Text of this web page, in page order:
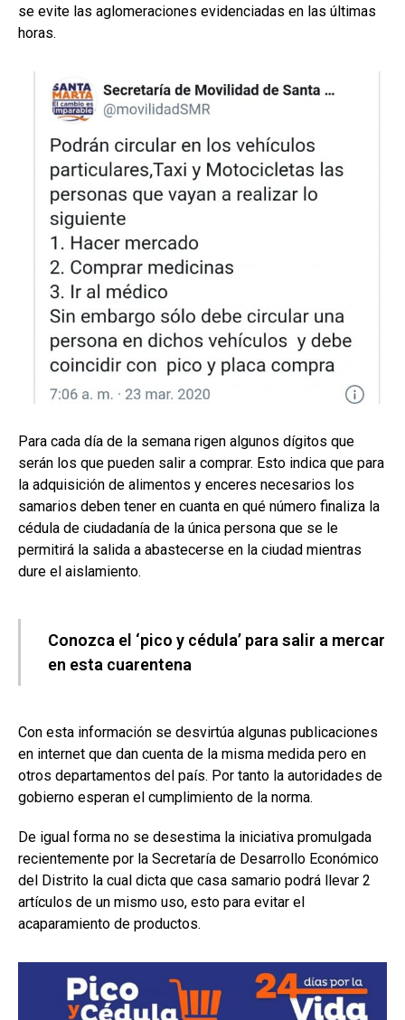
se evite las aglomeraciones evidenciadas en las últimas
horas.
Para cada día de la semana rigen algunos dígitos que
serán los que pueden salir a comprar. Esto indica que para
la adquisición de alimentos y enceres necesarios los
samarios deben tener en cuanta en qué número finaliza la
cédula de ciudadanía de la única persona que se le
permitirá la salida a abastecerse en la ciudad mientras
dure el aislamiento.
Conozca el ‘pico y cédula’ para salir a mercar
en esta cuarentena
Con esta información se desvirtúa algunas publicaciones
en internet que dan cuenta de la misma medida pero en
otros departamentos del país. Por tanto la autoridades de
gobierno esperan el cumplimiento de la norma.
De igual forma no se desestima la iniciativa promulgada
recientemente por la Secretaría de Desarrollo Económico
del Distrito la cual dicta que casa samario podrá llevar 2
artículos de un mismo uso, esto para evitar el
acaparamiento de productos.